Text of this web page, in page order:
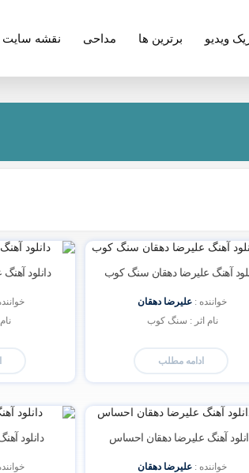
ویدیو برترین ها مداحی نقشه سایت
آهنگ علیرضا دهقان سنگ کوب
خواننده : علیرضا دهقان
نام اثر : سنگ کوب
ادامه مطلب
دانلود
آهنگ علیرضا دهقان احساس
خواننده : علیرضا دهقان
دانلود